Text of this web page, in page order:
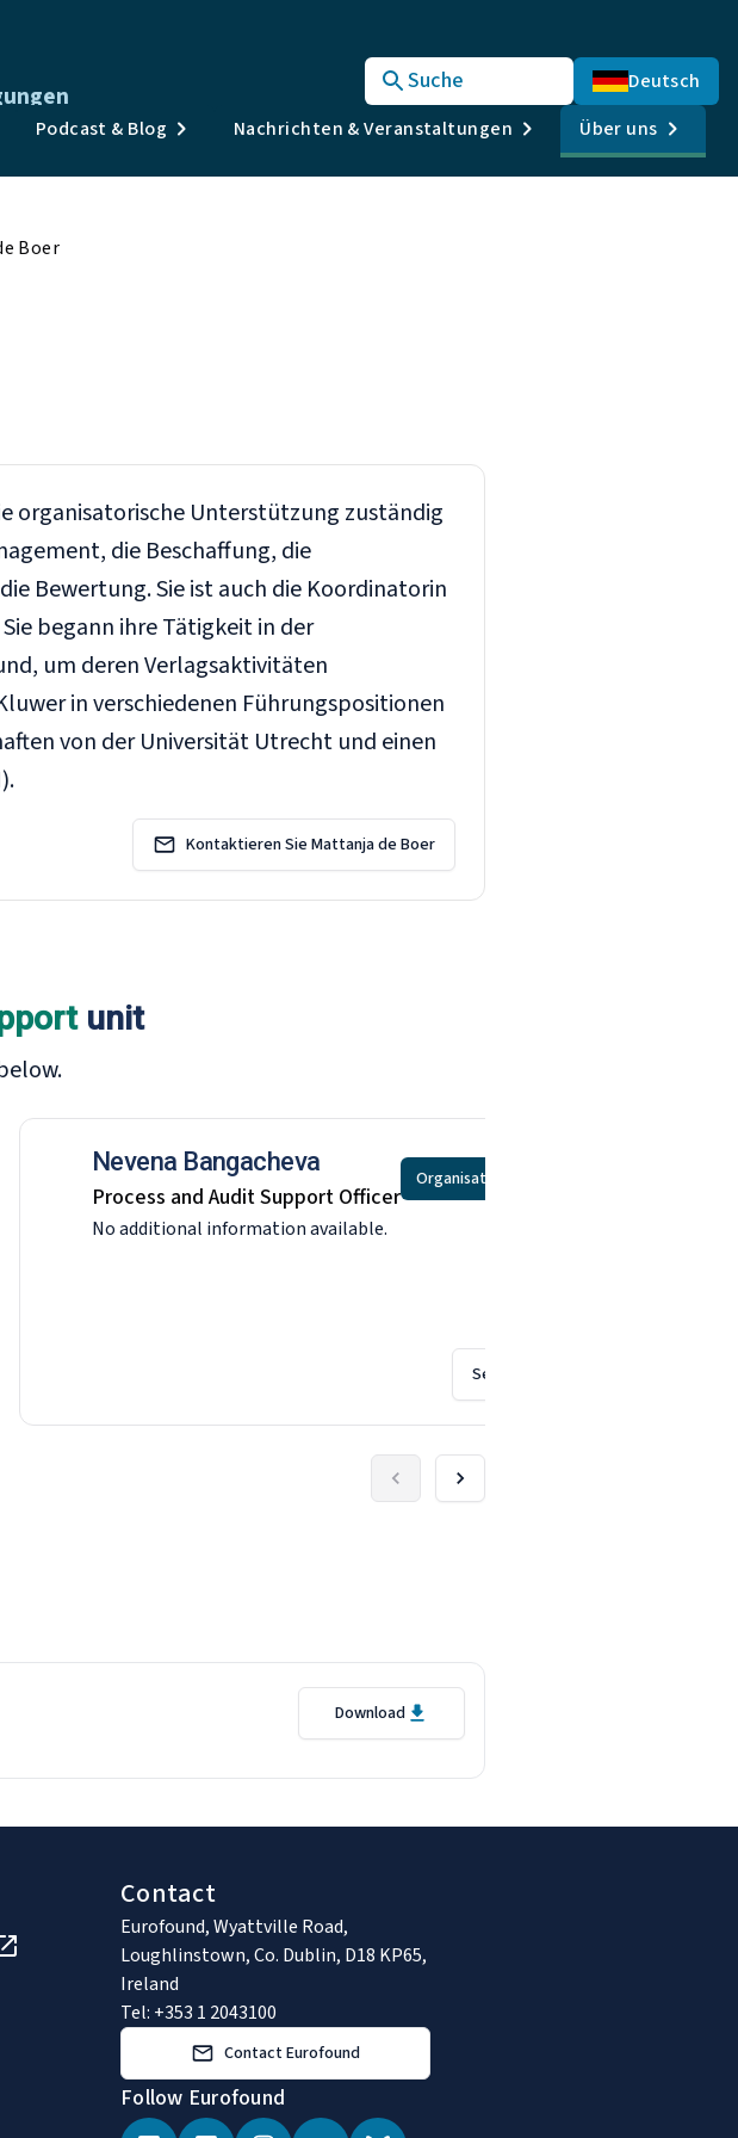
Suche
Deutsch
Podcast & Blog Nachrichten & Veranstaltungen Über uns
Boer
organisatorische Unterstützung zuständig
die Beschaffung, die
Bewertung. Sie ist auch die Koordinatorin
begann ihre Tätigkeit in der
um deren Verlagsaktivitäten
in verschiedenen Führungspositionen
von der Universität Utrecht und einen
Kontaktieren Sie Mattanja de Boer
unit
Nevena Bangacheva
Process and Audit Support Officer
Organisational support
No additional information available.
See profile
Download
Contact
Eurofound, Wyattville Road,
Loughlinstown, Co. Dublin, D18 KP65,
Ireland
Tel: +353 1 2043100
Contact Eurofound
Follow Eurofound